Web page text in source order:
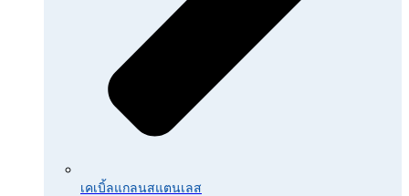
เคเบิ้ลแกลนสแตนเลส